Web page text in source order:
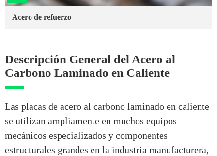
Acero de refuerzo
Descripción General del Acero al
Carbono Laminado en Caliente
Las placas de acero al carbono laminado en caliente
se utilizan ampliamente en muchos equipos
mecánicos especializados y componentes
estructurales grandes en la industria manufacturera,